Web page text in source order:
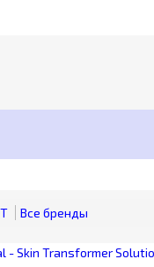
T
- Skin Transformer